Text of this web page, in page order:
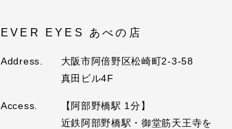
EVER EYES あべの店
Address.
大阪市阿倍野区松崎町2-3-58
真田ビル4F
Access.
【阿部野橋駅 1分】
近鉄阿部野橋駅・御堂筋天王寺を